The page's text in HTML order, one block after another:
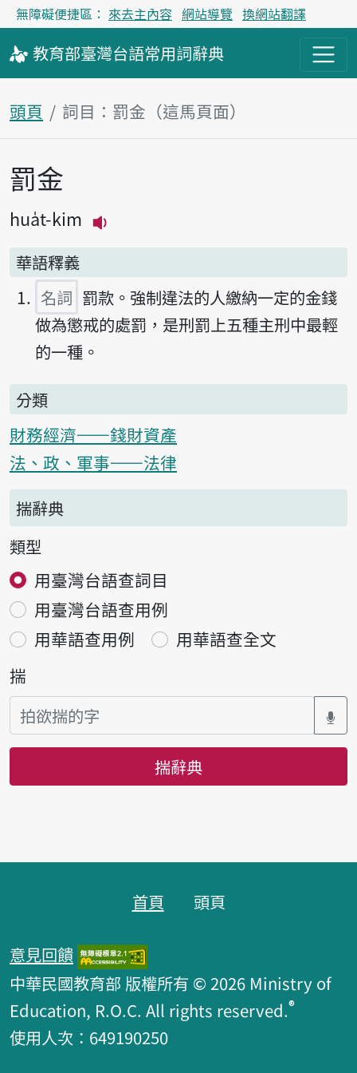
無障礙便捷區： 來去主內容 網站導覽 換網站翻譯
教育部臺灣台語常用詞辭典
頭頁 詞目：罰金（這馬頁面）
主內容區
罰金
hua̍t-kim
華語釋義
名詞 罰款。強制違法的人繳納一定的金錢
做為懲戒的處罰，是刑罰上五種主刑中最輕
的一種。
分類
財務經濟——錢財資產
法、政、軍事——法律
揣辭典
類型
用臺灣台語查詞目
用臺灣台語查用例
用華語查用例
用華語查全文
揣
揣辭典
首頁 頭頁
意見回饋
中華民國教育部 版權所有 © 2026 Ministry of
Education, R.O.C. All rights reserved.®
使用人次：649190250